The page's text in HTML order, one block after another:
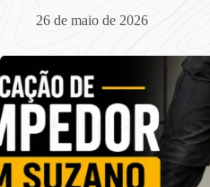
26 de maio de 2026